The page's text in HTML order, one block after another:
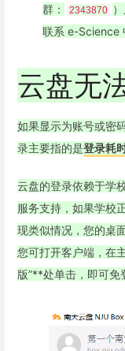
群：
2343870
联系 e-Science
云盘无
如果显示为账号或密
录主要指的是登录耗
云盘的登录依赖于学
服务支持，如果学校
现类似情况，您的桌
您可打开客户端，在
版”**处单击，即可免